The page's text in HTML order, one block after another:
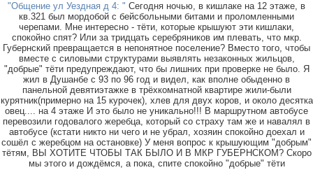
"Общение ул Уездная д 4: " Сегодня ночью, в кишлаке на 12 этаже, в
кв.321 был мордобой с бейсбольными битами и проломленными
черепами. Мне интересно - тёти, которые крышуют эти кишлаки,
спокойно спят? Или за тридцать серебряников им плевать, что мкр.
Губернский превращается в непонятное поселение? Вместо того, чтобы
вместе с силовыми структурами выявлять незаконных жильцов,
"добрые" тёти предупреждают, что бы лишних при проверке не было. Я
жил в Душанбе с 93 по 96 год и видел, как вполне обыденно в
панельной девятиэтажке в трёхкомнатной квартире жили-были
курятник(примерно на 15 курочек), хлев для двух коров, и около десятка
овец.... на 4 этаже И это было не уникально!!! В маршрутном автобусе
перевозили годовалого жеребца, который со страху там же и навалял в
автобусе (кстати никто ни чего и не убрал, хозяин спокойно доехал и
сошёл с жеребцом на остановке) У меня вопрос к крышующим "добрым"
тётям, ВЫ ХОТИТЕ ЧТОБЫ ТАК БЫЛО И В МКР ГУБЕРНСКОМ? Скоро
мы этого и дождёмся, а пока, спите спокойно "добрые" тёти